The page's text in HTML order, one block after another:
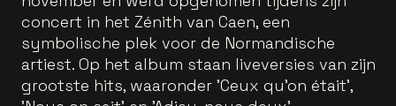
concert in het Zénith van Caen, een
symbolische plek voor de Normandische
artiest. Op het album staan liveversies van zijn
grootste hits, waaronder 'Ceux qu’on était',